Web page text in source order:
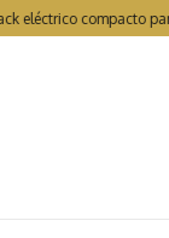
compacto para a